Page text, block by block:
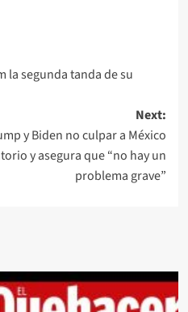
la segunda tanda de su
Next:
y Biden no culpar a México
y asegura que “no hay un
problema grave”